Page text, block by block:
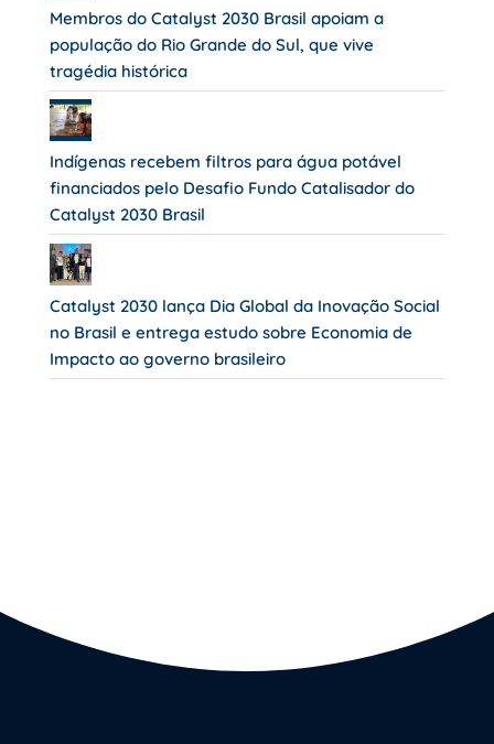
Membros do Catalyst 2030 Brasil apoiam a
população do Rio Grande do Sul, que vive
tragédia histórica
Indígenas recebem filtros para água potável
financiados pelo Desafio Fundo Catalisador do
Catalyst 2030 Brasil
Catalyst 2030 lança Dia Global da Inovação Social
no Brasil e entrega estudo sobre Economia de
Impacto ao governo brasileiro